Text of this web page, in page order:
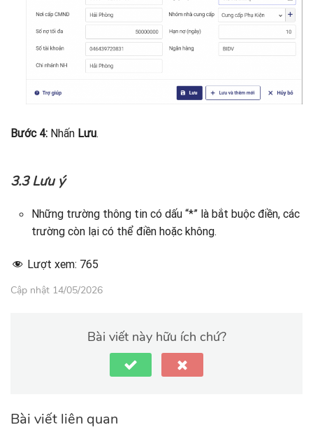
Bước 4: Nhấn Lưu.
3.3 Lưu ý
Những trường thông tin có dấu “*” là bắt buộc điền, các
trường còn lại có thể điền hoặc không.
Lượt xem: 765
Cập nhật 14/05/2026
Bài viết này hữu ích chứ?
Bài viết liên quan